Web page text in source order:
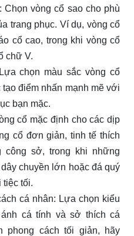
Chọn vòng cổ sao cho phù
trang phục. Ví dụ, vòng cổ
cổ cao, trong khi vòng cổ
chữ V.
chọn màu sắc vòng cổ
điểm nhấn mạnh mẽ với
bạn mặc.
cổ mặc định cho các dịp
cổ đơn giản, tinh tế thích
công sở, trong khi những
chuyền lớn hoặc đá quý
tiệc tối.
cá nhân: Lựa chọn kiểu
cá tính và sở thích cá
phong cách tối giản, hãy